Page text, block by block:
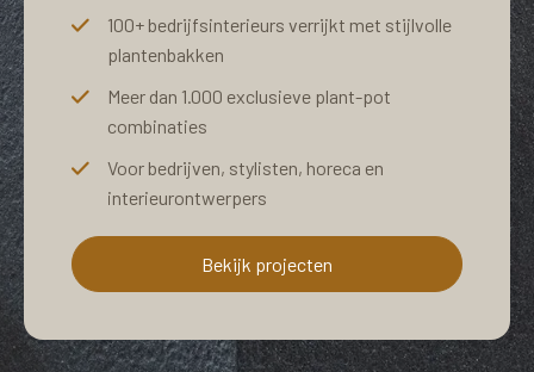
100+ bedrijfsinterieurs verrijkt met stijlvolle
plantenbakken
Meer dan 1.000 exclusieve plant-pot
combinaties
Voor bedrijven, stylisten, horeca en
interieurontwerpers
Bekijk projecten